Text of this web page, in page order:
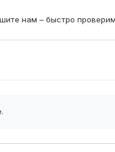
нам – быстро